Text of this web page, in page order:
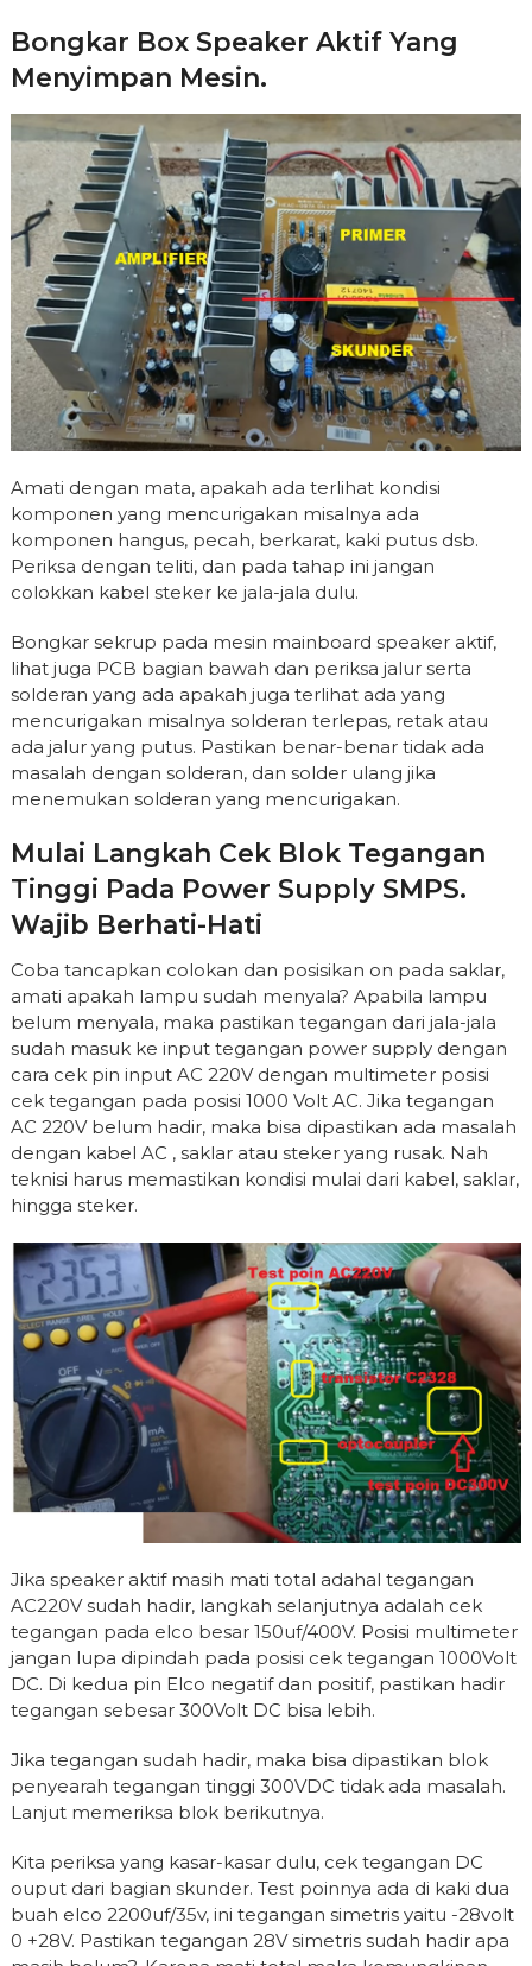
Bongkar Box Speaker Aktif Yang
Menyimpan Mesin.
Amati dengan mata, apakah ada terlihat kondisi
komponen yang mencurigakan misalnya ada
komponen hangus, pecah, berkarat, kaki putus dsb.
Periksa dengan teliti, dan pada tahap ini jangan
colokkan kabel steker ke jala-jala dulu.
Bongkar sekrup pada mesin mainboard speaker aktif,
lihat juga PCB bagian bawah dan periksa jalur serta
solderan yang ada apakah juga terlihat ada yang
mencurigakan misalnya solderan terlepas, retak atau
ada jalur yang putus. Pastikan benar-benar tidak ada
masalah dengan solderan, dan solder ulang jika
menemukan solderan yang mencurigakan.
Mulai Langkah Cek Blok Tegangan
Tinggi Pada Power Supply SMPS.
Wajib Berhati-Hati
Coba tancapkan colokan dan posisikan on pada saklar,
amati apakah lampu sudah menyala? Apabila lampu
belum menyala, maka pastikan tegangan dari jala-jala
sudah masuk ke input tegangan power supply dengan
cara cek pin input AC 220V dengan multimeter posisi
cek tegangan pada posisi 1000 Volt AC. Jika tegangan
AC 220V belum hadir, maka bisa dipastikan ada masalah
dengan kabel AC , saklar atau steker yang rusak. Nah
teknisi harus memastikan kondisi mulai dari kabel, saklar,
hingga steker.
Jika speaker aktif masih mati total adahal tegangan
AC220V sudah hadir, langkah selanjutnya adalah cek
tegangan pada elco besar 150uf/400V. Posisi multimeter
jangan lupa dipindah pada posisi cek tegangan 1000Volt
DC. Di kedua pin Elco negatif dan positif, pastikan hadir
tegangan sebesar 300Volt DC bisa lebih.
Jika tegangan sudah hadir, maka bisa dipastikan blok
penyearah tegangan tinggi 300VDC tidak ada masalah.
Lanjut memeriksa blok berikutnya.
Kita periksa yang kasar-kasar dulu, cek tegangan DC
ouput dari bagian skunder. Test poinnya ada di kaki dua
buah elco 2200uf/35v, ini tegangan simetris yaitu -28volt
0 +28V. Pastikan tegangan 28V simetris sudah hadir apa